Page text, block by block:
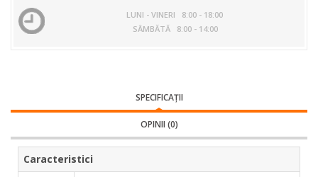
LUNI - VINERI 8:00 - 18:00
SÂMBĂTĂ 8:00 - 14:00
SPECIFICAŢII
OPINII (0)
Caracteristici